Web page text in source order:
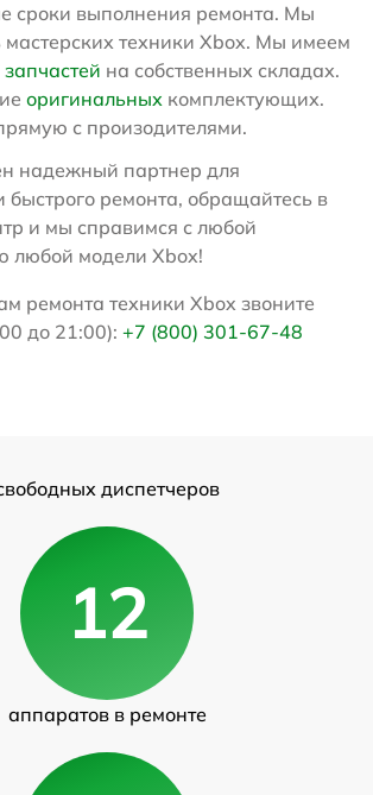
сроки выполнения ремонта. Мы
мастерских техники Xbox. Мы имеем
на собственных складах.
оригинальных комплектующих.
с произодителями.
надежный партнер для
быстрого ремонта, обращайтесь в
и мы справимся с любой
любой модели Xbox!
ремонта техники Xbox звоните
до 21:00): +7 (800) 301-67-48
диспетчеров
12
аппаратов в ремонте